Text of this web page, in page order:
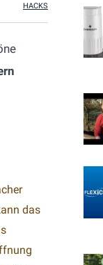
HACKS
das